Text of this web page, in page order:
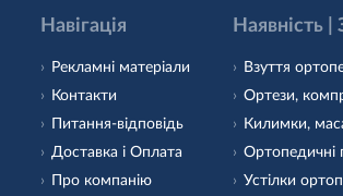
Навігація
Рекламні матеріали
Контакти
Питання-відповідь
Доставка і Оплата
Про компанію
Наявність
Взуття
Ортези,
Килимки,
Ортопедичні
Устілки